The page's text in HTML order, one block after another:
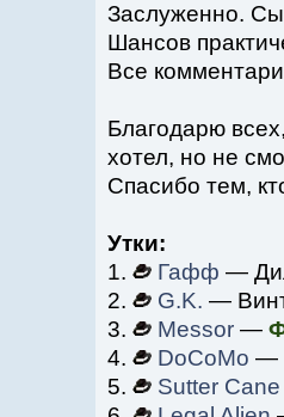
Заслуженно.
Шансов
Все
Благодарю
хотел, но не
Спасибо тем,
Утки:
1.
Гафф —
2.
G.K. —
3.
Messor—
4.
DoCoMo —
5.
Sutter Cane